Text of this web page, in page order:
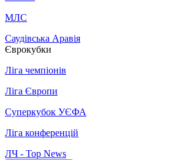
МЛС
Саудівська Аравія
Єврокубки
Ліга чемпіонів
Ліга Європи
Суперкубок УЄФА
Ліга конференцій
ЛЧ - Top News